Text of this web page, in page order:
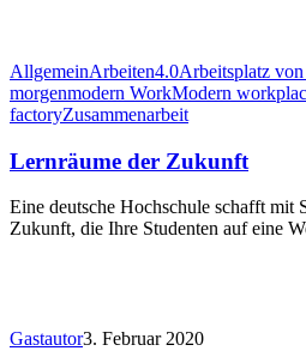
AllgemeinArbeiten4.0Arbeitsplatz
morgenmodern WorkModern
factoryZusammenarbeit
Lernräume der Zukunft
Eine deutsche Hochschule schafft mit
Zukunft, die Ihre Studenten auf eine
Gastautor3. Februar 2020